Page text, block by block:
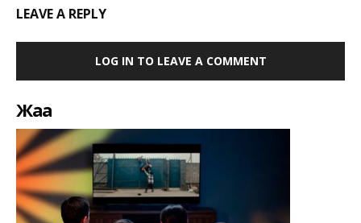
LEAVE A REPLY
LOG IN TO LEAVE A COMMENT
Жаңа